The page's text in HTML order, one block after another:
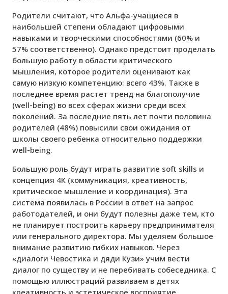
Родители считают, что Альфа-учащиеся в
наибольшей степени обладают цифровыми
навыками и творческими способностями (60% и
57% соответственно). Однако предстоит проделать
большую работу в области критического
мышления, которое родители оценивают как
самую низкую компетенцию: всего 43%. Также в
последнее время растет тренд на благополучие
(well-being) во всех сферах жизни среди всех
поколений. За последние пять лет почти половина
родителей (48%) повысили свои ожидания от
школы своего ребенка относительно поддержки
well-being.
Большую роль будут играть развитие soft skills и
концепция 4К (коммуникация, креативность,
критическое мышление и координация). Эта
система появилась в России в ответ на запрос
работодателей, и они будут полезны даже тем, кто
не планирует построить карьеру предпринимателя
или генерального директора. Мы уделяем большое
внимание развитию гибких навыков. Через
«диалоги Чевостика и дяди Кузи» учим вести
диалог по существу и не перебивать собеседника. С
помощью иллюстраций развиваем в детях
креативность и эстетическое восприятие,